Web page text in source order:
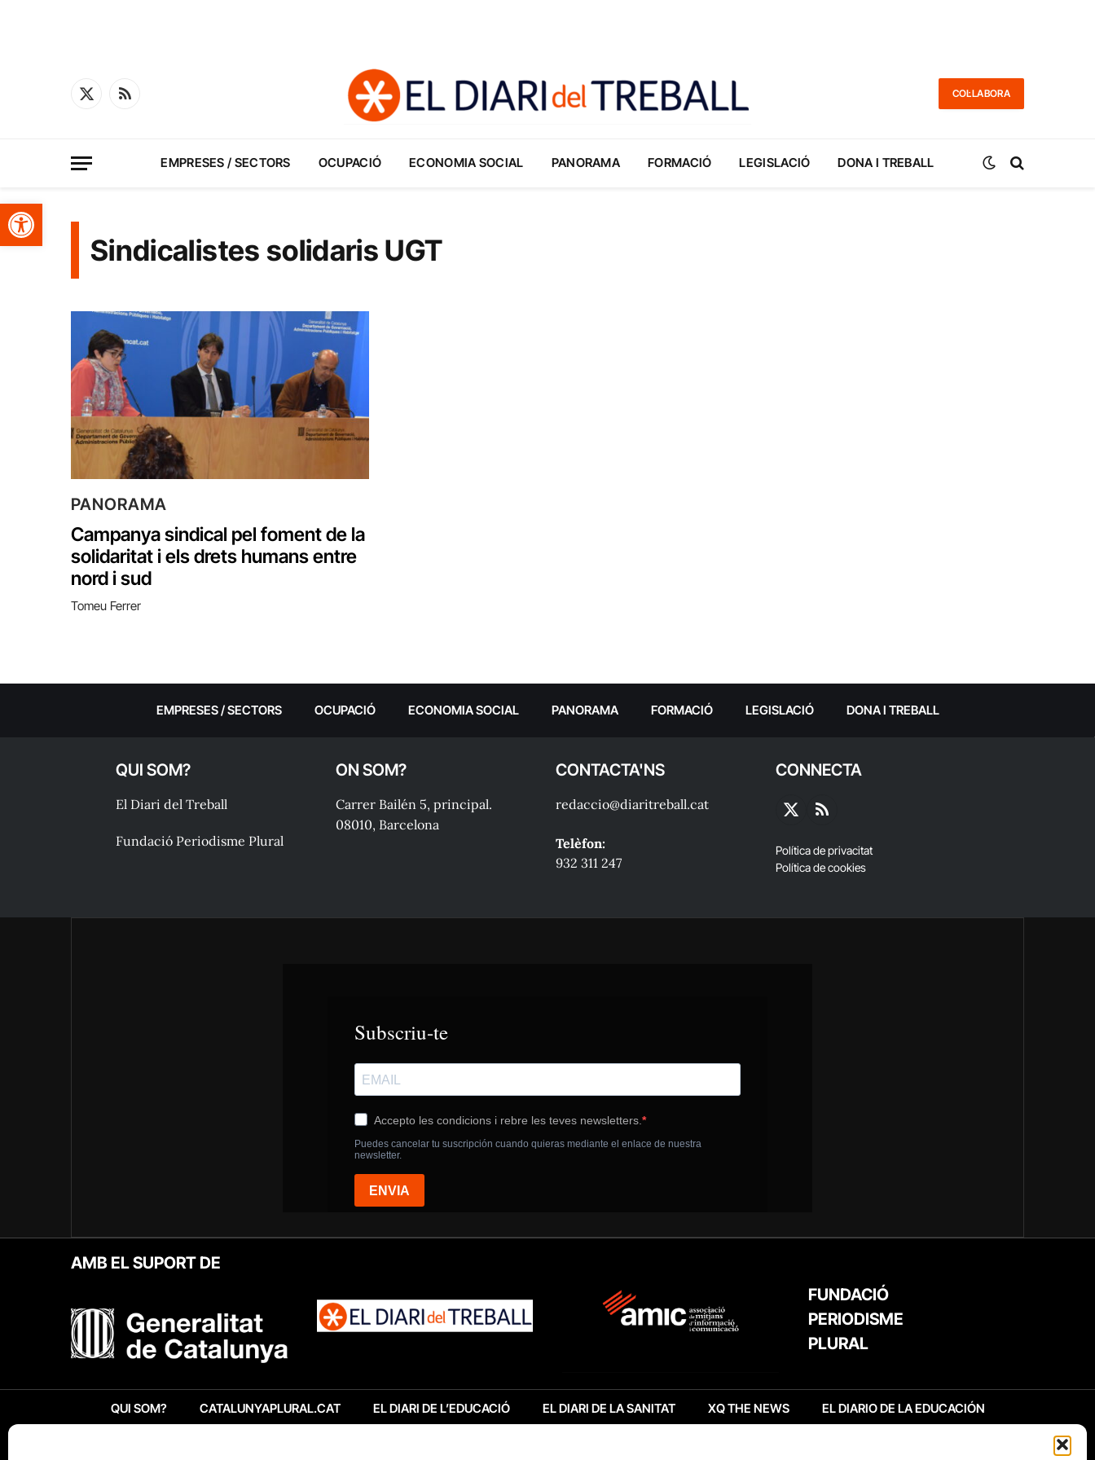
Obre la barra d'eines
X
RSS
COL·LABORA
EMPRESES / SECTORS OCUPACIÓ ECONOMIA SOCIAL PANORAMA FORMACIÓ LEGISLACIÓ DONA I TREBALL
Sindicalistes solidaris UGT
PANORAMA
Campanya sindical pel foment de la
solidaritat i els drets humans entre
nord i sud
Tomeu Ferrer
EMPRESES / SECTORS OCUPACIÓ ECONOMIA SOCIAL PANORAMA FORMACIÓ LEGISLACIÓ DONA I TREBALL
QUI SOM?
El Diari del Treball
Fundació Periodisme Plural
ON SOM?
Carrer Bailén 5, principal.
08010, Barcelona
CONTACTA'NS
redaccio@diaritreball.cat
Telèfon:
932 311 247
CONNECTA
X
RSS
Política de privacitat
Política de cookies
AMB EL SUPORT DE
FUNDACIÓ
PERIODISME
PLURAL
QUI SOM? CATALUNYAPLURAL.CAT EL DIARI DE L’EDUCACIÓ EL DIARI DE LA SANITAT XQ THE NEWS EL DIARIO DE LA EDUCACIÓN